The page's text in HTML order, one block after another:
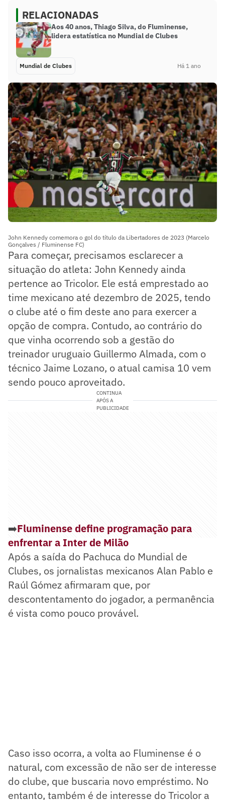
RELACIONADAS
Aos 40 anos, Thiago Silva, do Fluminense,
lidera estatística no Mundial de Clubes
Mundial de Clubes Há 1 ano
John Kennedy comemora o gol do título da Libertadores de 2023 (Marcelo
Gonçalves / Fluminense FC)
Para começar, precisamos esclarecer a
situação do atleta: John Kennedy ainda
pertence ao Tricolor. Ele está emprestado ao
time mexicano até dezembro de 2025, tendo
o clube até o fim deste ano para exercer a
opção de compra. Contudo, ao contrário do
que vinha ocorrendo sob a gestão do
treinador uruguaio Guillermo Almada, com o
técnico Jaime Lozano, o atual camisa 10 vem
sendo pouco aproveitado.
CONTINUA
APÓS A
PUBLICIDADE
➡️Fluminense define programação para
enfrentar a Inter de Milão
Após a saída do Pachuca do Mundial de
Clubes, os jornalistas mexicanos Alan Pablo e
Raúl Gómez afirmaram que, por
descontentamento do jogador, a permanência
é vista como pouco provável.
Caso isso ocorra, a volta ao Fluminense é o
natural, com excessão de não ser de interesse
do clube, que buscaria novo empréstimo. No
entanto, também é de interesse do Tricolor a